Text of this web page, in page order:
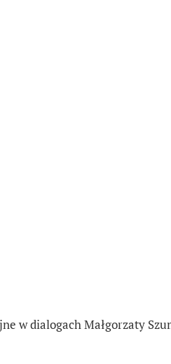
w dialogach Małgorzaty